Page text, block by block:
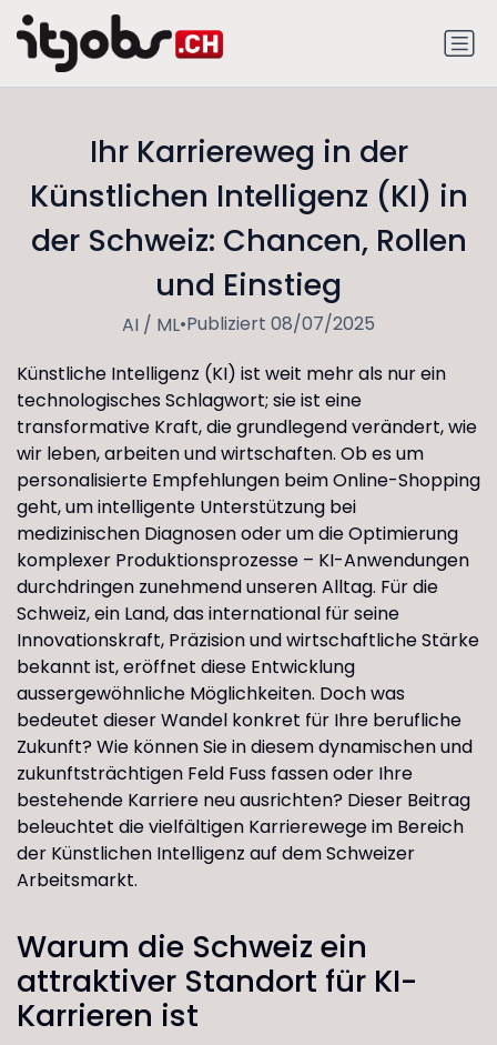
Ihr Karriereweg in der
Künstlichen Intelligenz (KI) in
der Schweiz: Chancen, Rollen
und Einstieg
AI / ML•Publiziert 08/07/2025
Künstliche Intelligenz (KI) ist weit mehr als nur ein
technologisches Schlagwort; sie ist eine
transformative Kraft, die grundlegend verändert, wie
wir leben, arbeiten und wirtschaften. Ob es um
personalisierte Empfehlungen beim Online-Shopping
geht, um intelligente Unterstützung bei
medizinischen Diagnosen oder um die Optimierung
komplexer Produktionsprozesse – KI-Anwendungen
durchdringen zunehmend unseren Alltag. Für die
Schweiz, ein Land, das international für seine
Innovationskraft, Präzision und wirtschaftliche Stärke
bekannt ist, eröffnet diese Entwicklung
aussergewöhnliche Möglichkeiten. Doch was
bedeutet dieser Wandel konkret für Ihre berufliche
Zukunft? Wie können Sie in diesem dynamischen und
zukunftsträchtigen Feld Fuss fassen oder Ihre
bestehende Karriere neu ausrichten? Dieser Beitrag
beleuchtet die vielfältigen Karrierewege im Bereich
der Künstlichen Intelligenz auf dem Schweizer
Arbeitsmarkt.
Warum die Schweiz ein
attraktiver Standort für KI-
Karrieren ist